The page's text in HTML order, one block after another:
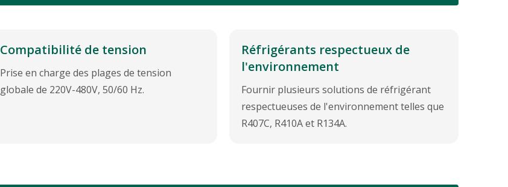
Compatibilité de tension
Prise en charge des plages de tension
globale de 220V-480V, 50/60 Hz.
Réfrigérants respectueux de
l'environnement
Fournir plusieurs solutions de réfrigérant
respectueuses de l'environnement telles que
R407C, R410A et R134A.